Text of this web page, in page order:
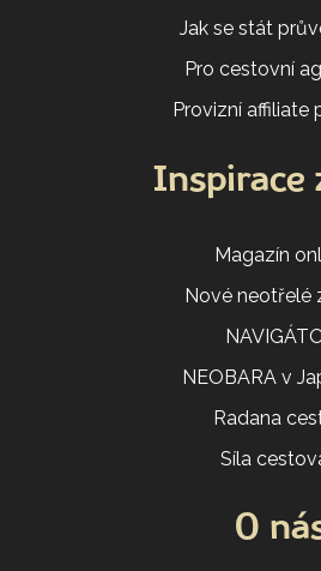
Jak se stát
Pro cestovní
Provizní affiliate
Inspirace
Magazín
Nové neotřelé
NEOBARA v
Radana
Síla
O